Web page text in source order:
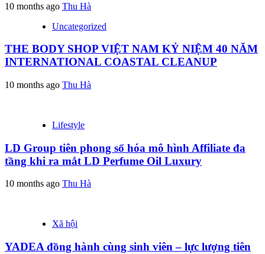
10 months ago Thu Hà
Uncategorized
THE BODY SHOP VIỆT NAM KỶ NIỆM 40 NĂM
INTERNATIONAL COASTAL CLEANUP
10 months ago Thu Hà
Lifestyle
LD Group tiên phong số hóa mô hình Affiliate đa
tầng khi ra mắt LD Perfume Oil Luxury
10 months ago Thu Hà
Xã hội
YADEA đồng hành cùng sinh viên – lực lượng tiên